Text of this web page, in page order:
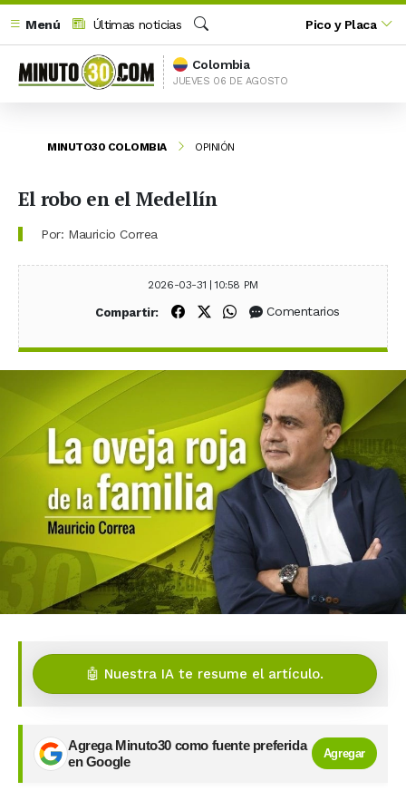
Menú
Últimas noticias
Buscar
Pico y Placa
Colombia
JUEVES 06 DE AGOSTO
MINUTO30 COLOMBIA OPINIÓN
El robo en el Medellín
Por: Mauricio Correa
2026-03-31 | 10:58 PM
Compartir: Compartir en Facebook
Compartir en X (Twitter)
Compartir en WhatsApp
Comentarios
🤖 Nuestra IA te resume el artículo.
Agrega Minuto30 como fuente preferida
en Google
Agregar